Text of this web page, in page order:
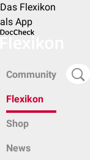
Das Flexikon
als App
Community
Flexikon
Shop
News